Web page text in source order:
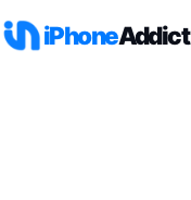
iPhoneAddict